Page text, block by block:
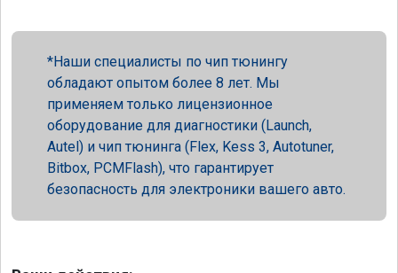
Наши специалисты по чип тюнингу
обладают опытом более 8 лет. Мы
применяем только лицензионное
оборудование для диагностики (Launch,
Autel) и чип тюнинга (Flex, Kess 3, Autotuner,
Bitbox, PCMFlash), что гарантирует
безопасность для электроники вашего авто.